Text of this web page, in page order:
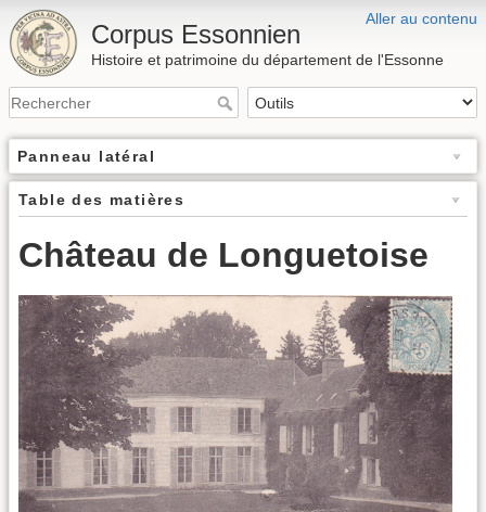
Aller au contenu
Corpus Essonnien
Histoire et patrimoine du département de l'Essonne
Panneau latéral
Table des matières
Château de Longuetoise